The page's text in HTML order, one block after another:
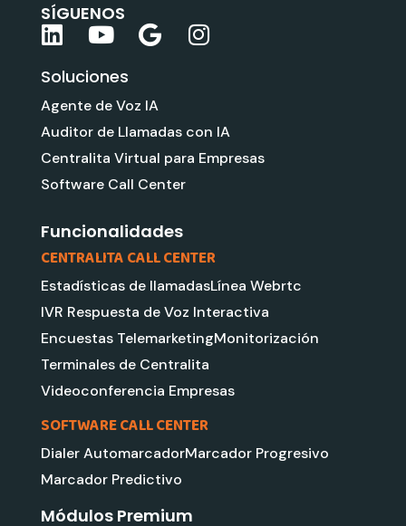
SÍGUENOS
L
n
k
e
d
i
n
Y
u
t
u
b
e
G
g
l
e
I
a
g
Soluciones
Agente de Voz IA
Auditor de Llamadas con IA
Centralita Virtual para Empresas
Software Call Center
Funcionalidades
CENTRALITA CALL CENTER
Estadísticas de llamadasLínea Webrtc
IVR Respuesta de Voz Interactiva
Encuestas TelemarketingMonitorización
Terminales de Centralita
Videoconferencia Empresas
SOFTWARE CALL CENTER
Dialer AutomarcadorMarcador Progresivo
Marcador Predictivo
Módulos Premium